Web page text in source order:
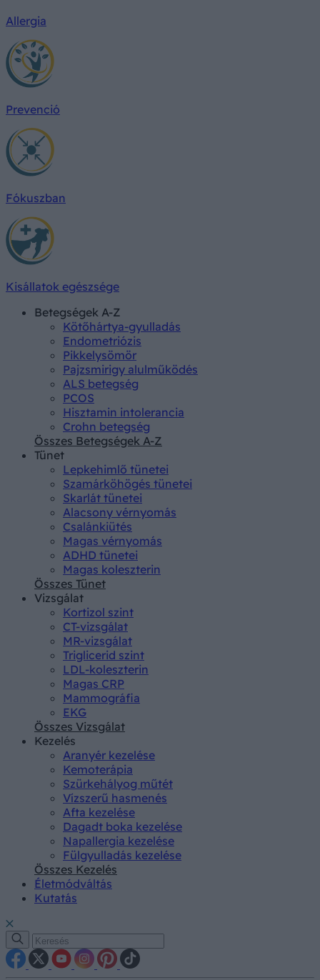
Allergia
Prevenció
Fókuszban
Kisállatok egészsége
Betegségek A-Z
Kötőhártya-gyulladás
Endometriózis
Pikkelysömör
Pajzsmirigy alulműködés
ALS betegség
PCOS
Hisztamin intolerancia
Crohn betegség
Összes Betegségek A-Z
Tünet
Lepkehimlő tünetei
Szamárköhögés tünetei
Skarlát tünetei
Alacsony vérnyomás
Csalánkiütés
Magas vérnyomás
ADHD tünetei
Magas koleszterin
Összes Tünet
Vizsgálat
Kortizol szint
CT-vizsgálat
MR-vizsgálat
Triglicerid szint
LDL-koleszterin
Magas CRP
Mammográfia
EKG
Összes Vizsgálat
Kezelés
Aranyér kezelése
Kemoterápia
Szürkehályog műtét
Vízszerű hasmenés
Afta kezelése
Dagadt boka kezelése
Napallergia kezelése
Fülgyulladás kezelése
Összes Kezelés
Életmódváltás
Kutatás